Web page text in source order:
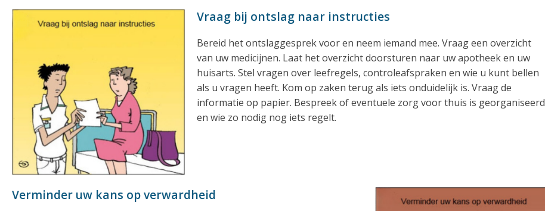
Vraag bij ontslag naar instructies
Bereid het ontslaggesprek voor en neem iemand mee. Vraag een overzicht
van uw medicijnen. Laat het overzicht doorsturen naar uw apotheek en uw
huisarts. Stel vragen over leefregels, controleafspraken en wie u kunt bellen
als u vragen heeft. Kom op zaken terug als iets onduidelijk is. Vraag de
informatie op papier. Bespreek of eventuele zorg voor thuis is georganiseerd
en wie zo nodig nog iets regelt.
Verminder uw kans op verwardheid